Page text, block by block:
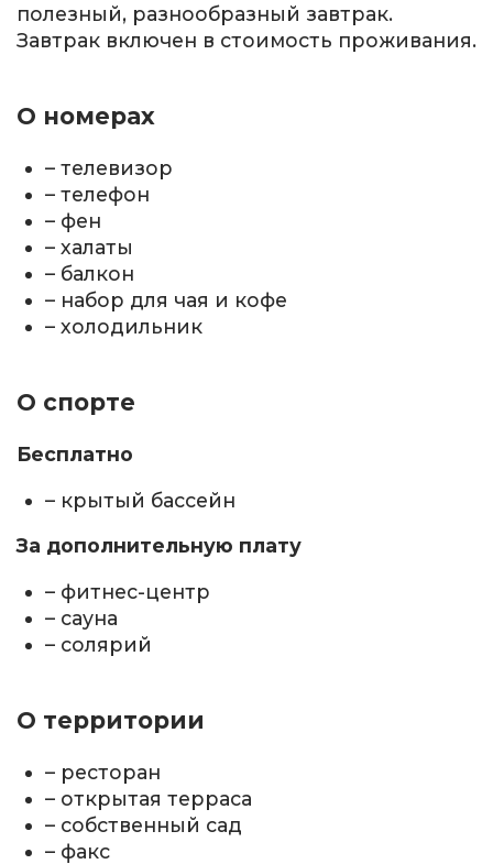
полезный, разнообразный завтрак.
Завтрак включен в стоимость проживания.
О номерах
– телевизор
– телефон
– фен
– халаты
– балкон
– набор для чая и кофе
– холодильник
О спорте
Бесплатно
– крытый бассейн
За дополнительную плату
– фитнес-центр
– сауна
– солярий
О территории
– ресторан
– открытая терраса
– собственный сад
– факс